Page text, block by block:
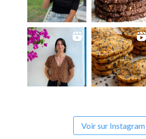
Voir sur Instagram